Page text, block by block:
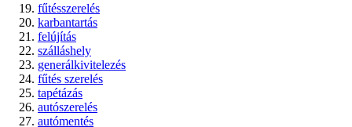
fűtésszerelés
karbantartás
felújítás
szálláshely
generálkivitelezés
fűtés szerelés
tapétázás
autószerelés
autómentés